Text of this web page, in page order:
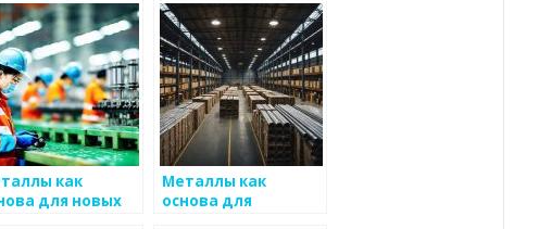
обработки
металлов
как
для новых
Металлы как
основа для